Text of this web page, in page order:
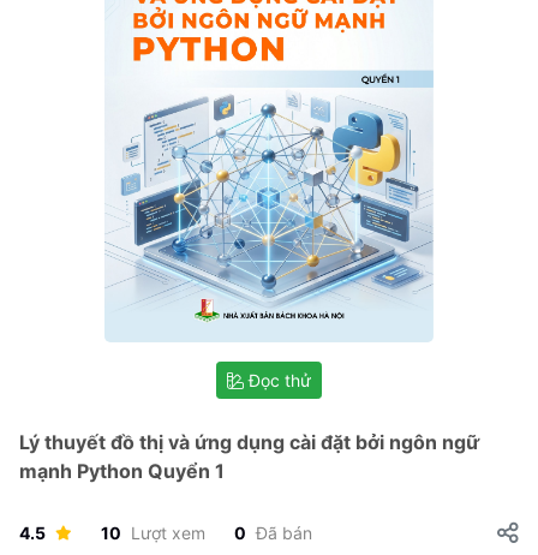
Đọc thử
Lý thuyết đồ thị và ứng dụng cài đặt bởi ngôn ngữ
mạnh Python Quyển 1
4.5 10 Lượt xem 0 Đã bán